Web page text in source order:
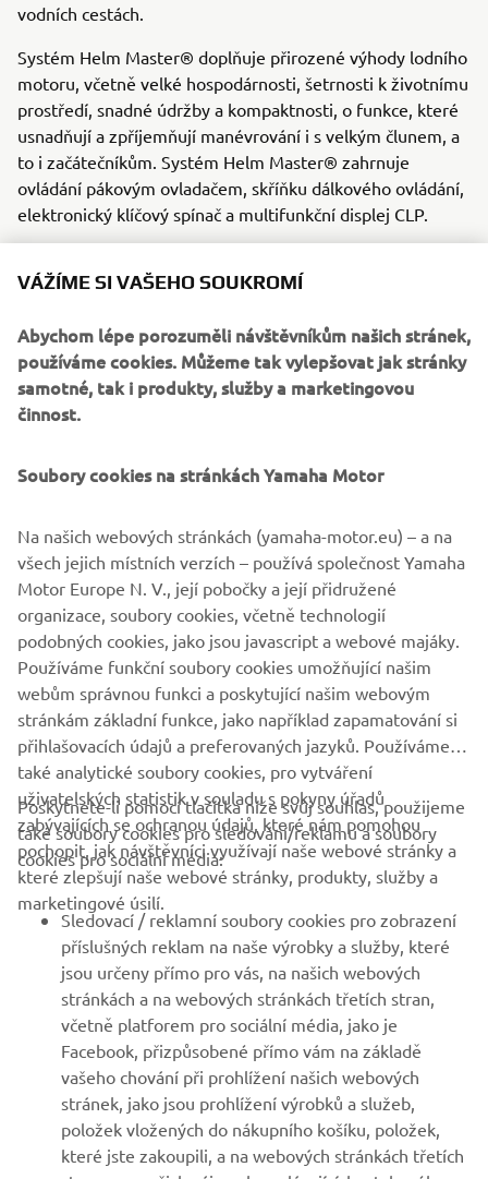
vodních cestách.
Systém Helm Master® doplňuje přirozené výhody lodního
motoru, včetně velké hospodárnosti, šetrnosti k životnímu
prostředí, snadné údržby a kompaktnosti, o funkce, které
usnadňují a zpříjemňují manévrování i s velkým člunem, a
to i začátečníkům. Systém Helm Master® zahrnuje
ovládání pákovým ovladačem, skříňku dálkového ovládání,
elektronický klíčový spínač a multifunkční displej CLP.
KODIAK 700 EPS 2016
Informace ani obrázky z těchto webových stránek nesmí
výslovného písemného souhlasu společnosti Yamaha
Motor Europe N.V. nebo společnosti Yamaha Motor Co.,
Ltd.
Vždy jezděte bezpečně a dodržujte všechna místní
pravidla silničního provozu.
FIREMNÍ
B2B
VÍCE YAMAHA
PODPORA
ZPRAVODAJ
Získejte jako první informace o nejnovějších nabídkách,
speciálních akcích, nových verzích a mnoho dalšího
VÁŽÍME SI VAŠEHO SOUKROMÍ
Abychom lépe porozuměli návštěvníkům našich stránek,
používáme cookies. Můžeme tak vylepšovat jak stránky
samotné, tak i produkty, služby a marketingovou
činnost.
Soubory cookies na stránkách Yamaha Motor
Na našich webových stránkách (yamaha-motor.eu) – a na
všech jejich místních verzích – používá společnost Yamaha
Motor Europe N. V., její pobočky a její přidružené
organizace, soubory cookies, včetně technologií
podobných cookies, jako jsou javascript a webové majáky.
Používáme funkční soubory cookies umožňující našim
webům správnou funkci a poskytující našim webovým
stránkám základní funkce, jako například zapamatování si
přihlašovacích údajů a preferovaných jazyků. Používáme
také analytické soubory cookies, pro vytváření
uživatelských statistik v souladu s pokyny úřadů
zabývajících se ochranou údajů, které nám pomohou
pochopit, jak návštěvníci využívají naše webové stránky a
které zlepšují naše webové stránky, produkty, služby a
marketingové úsilí.
Poskytnete-li pomocí tlačítka níže svůj souhlas, použijeme
také soubory cookies pro sledování/reklamu a soubory
cookies pro sociální média:
Sledovací / reklamní soubory cookies pro zobrazení
příslušných reklam na naše výrobky a služby, které
jsou určeny přímo pro vás, na našich webových
stránkách a na webových stránkách třetích stran,
včetně platforem pro sociální média, jako je
Facebook, přizpůsobené přímo vám na základě
vašeho chování při prohlížení našich webových
stránek, jako jsou prohlížení výrobků a služeb,
položek vložených do nákupního košíku, položek,
které jste zakoupili, a na webových stránkách třetích